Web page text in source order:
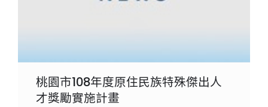
桃園市108年度原住民族特殊傑出人
才獎勵實施計畫